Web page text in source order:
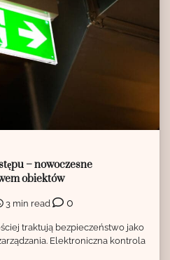
– nowoczesne
obiektów
3 min read 0
traktują bezpieczeństwo jako
Elektroniczna kontrola